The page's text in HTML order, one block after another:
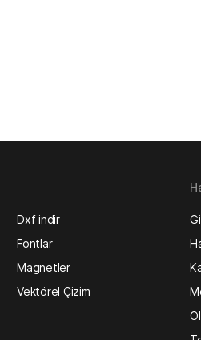
Dxf indir
Fontlar
Magnetler
Vektörel Çizim